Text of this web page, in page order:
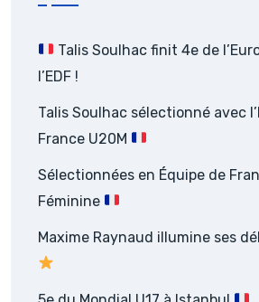
Talis Soulhac finit 4e de
l’EDF !
Talis Soulhac sélectionné avec
France U20M
Sélectionnées en Équipe de
Féminine
Maxime Raynaud illumine ses